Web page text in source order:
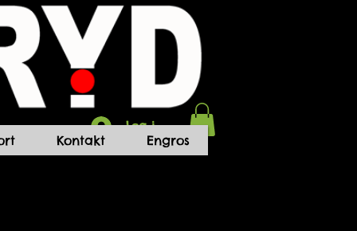
Log ind
Kontakt Engros